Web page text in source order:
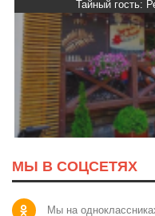
Тайный гость:
МЫ В СОЦСЕТЯХ
Мы на